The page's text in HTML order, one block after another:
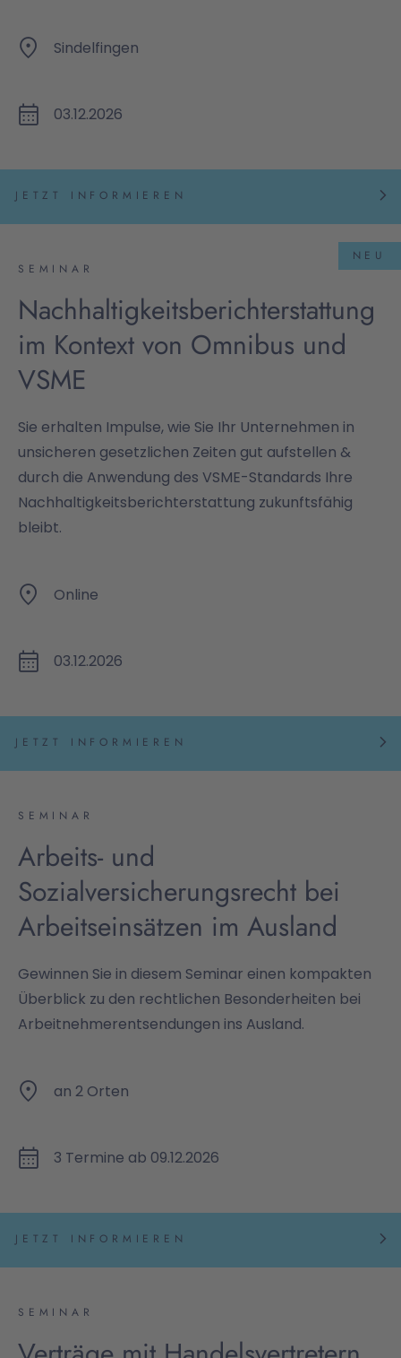
Sindelfingen
03.12.2026
JETZT INFORMIEREN
SEMINAR
Nachhaltigkeitsberichterstattung
im Kontext von Omnibus und
VSME
NEU
Sie erhalten Impulse, wie Sie Ihr Unternehmen in
unsicheren gesetzlichen Zeiten gut aufstellen &
durch die Anwendung des VSME-Standards Ihre
Nachhaltigkeitsberichterstattung zukunftsfähig
bleibt.
Online
03.12.2026
JETZT INFORMIEREN
SEMINAR
Arbeits- und
Sozialversicherungsrecht bei
Arbeitseinsätzen im Ausland
Gewinnen Sie in diesem Seminar einen kompakten
Überblick zu den rechtlichen Besonderheiten bei
Arbeitnehmerentsendungen ins Ausland.
an 2 Orten
3 Termine ab 09.12.2026
JETZT INFORMIEREN
SEMINAR